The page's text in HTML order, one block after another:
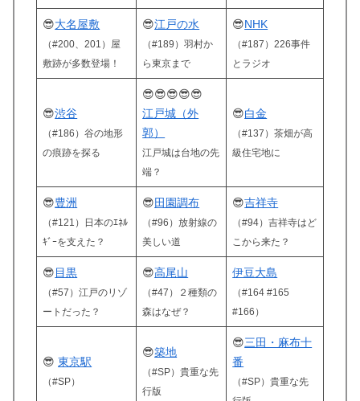
😎大名屋敷
（#200、201） 屋
敷跡が多数登場！
😎江戸の水
（#189）羽村か
ら東京まで
😎NHK
（#187）226事件
とラジオ
😎渋谷
（#186）谷の地形
の痕跡を探る
😎😎😎😎😎
江戸城（外
郭）
江戸城は台地の先
端？
😎白金
（#137）茶畑が高
級住宅地に
😎豊洲
（#121）日本のｴﾈﾙ
ｷﾞｰを支えた？
😎田園調布
（#96）放射線の
美しい道
😎吉祥寺
（#94）吉祥寺はど
こから来た？
😎目黒
（#57）江戸のリゾ
ートだった？
😎高尾山
（#47）２種類の
森はなぜ？
伊豆大島
（#164 #165
#166）
😎東京駅
（#SP）
😎築地
（#SP）貴重な先
行版
😎三田・麻布十
番
（#SP）貴重な先